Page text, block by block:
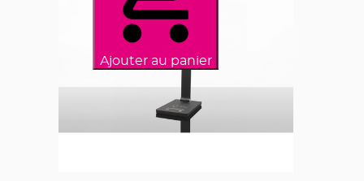
Ajouter au panier